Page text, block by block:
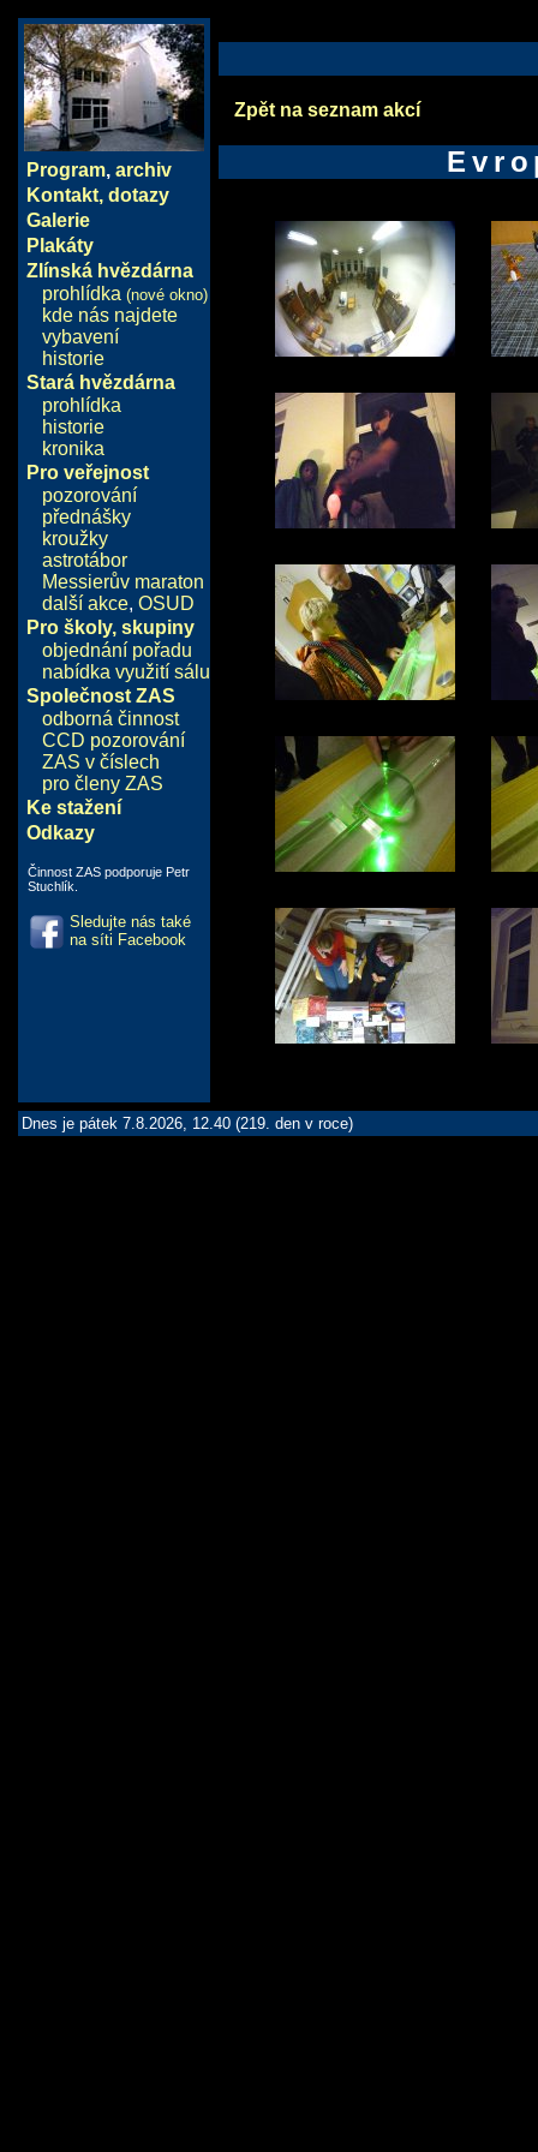
Program, archiv
Kontakt, dotazy
Galerie
Plakáty
Zlínská hvězdárna
prohlídka (nové okno)
kde nás najdete
vybavení
historie
Stará hvězdárna
prohlídka
historie
kronika
Pro veřejnost
pozorování
přednášky
kroužky
astrotábor
Messierův maraton
další akce, OSUD
Pro školy, skupiny
objednání pořadu
nabídka využití sálu
Společnost ZAS
odborná činnost
CCD pozorování
ZAS v číslech
pro členy ZAS
Ke stažení
Odkazy
Činnost ZAS podporuje Petr
Stuchlík.
Sledujte nás také
na síti Facebook
Zpět na seznam akcí
Dnes je pátek 7.8.2026, 12.40 (219. den v roce)